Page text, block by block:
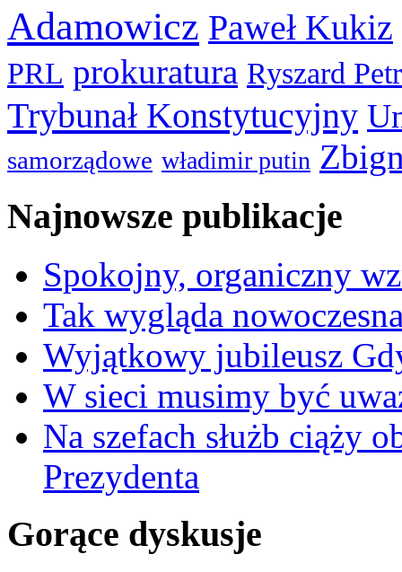
Adamowicz Paweł Kukiz
PRL prokuratura Ryszard
Trybunał Konstytucyjny
samorządowe władimir putin
Najnowsze publikacje
Spokojny, organiczny
Tak wygląda
Wyjątkowy jubileusz
W sieci musimy być
Na szefach służb ciąży
Prezydenta
Gorące dyskusje